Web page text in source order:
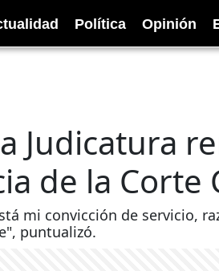
Política Opinión
Judicatura
de la Corte
mi convicción de servicio,
puntualizó.